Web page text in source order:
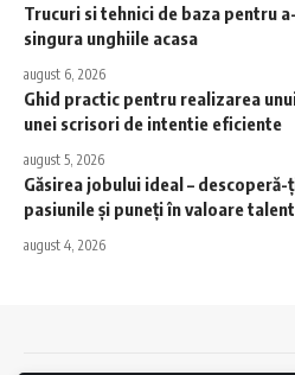
Trucuri si tehnici de baza pentru
singura unghiile acasa
august 6, 2026
Ghid practic pentru realizarea
unei scrisori de intentie eficiente
august 5, 2026
Găsirea jobului ideal – descoperă-
pasiunile și puneți în valoare
august 4, 2026